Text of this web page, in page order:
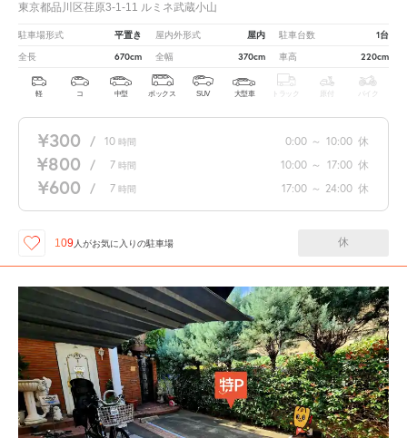
東京都品川区荏原3-1-11 ルミネ武蔵小山
駐車場形式 平置き 屋内外形式 屋内 駐車台数 1台
全長 670cm 全幅 370cm 車高 220cm
軽 コ 中型 ボックス SUV 大型車 トラック 原付 バイク
¥300 / 10 時間 0:00 ～ 10:00 休
¥800 / 7 時間 10:00 ～ 17:00 休
¥600 / 7 時間 17:00 ～ 24:00 休
109 人がお気に入りの駐車場 休